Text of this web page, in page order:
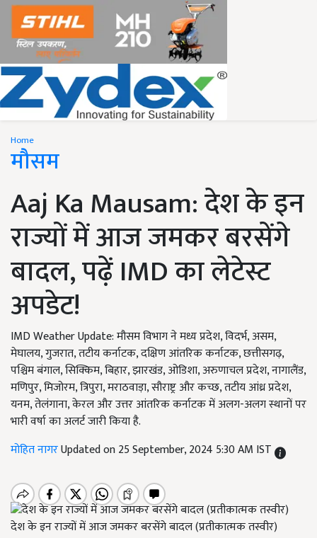
Home
मौसम
Aaj Ka Mausam: देश के इन
राज्यों में आज जमकर बरसेंगे
बादल, पढ़ें IMD का लेटेस्ट
अपडेट!
IMD Weather Update: मौसम विभाग ने मध्य प्रदेश, विदर्भ, असम,
मेघालय, गुजरात, तटीय कर्नाटक, दक्षिण आंतरिक कर्नाटक, छत्तीसगढ़,
पश्चिम बंगाल, सिक्किम, बिहार, झारखंड, ओडिशा, अरुणाचल प्रदेश, नागालैंड,
मणिपुर, मिजोरम, त्रिपुरा, मराठवाड़ा, सौराष्ट्र और कच्छ, तटीय आंध्र प्रदेश,
यनम, तेलंगाना, केरल और उत्तर आंतरिक कर्नाटक में अलग-अलग स्थानों पर
भारी वर्षा का अलर्ट जारी किया है.
मोहित नागरUpdated on 25 September, 2024 5:30 AM IST
देश के इन राज्यों में आज जमकर बरसेंगे बादल (प्रतीकात्मक तस्वीर)